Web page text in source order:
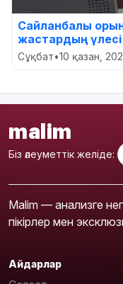
Сайланбалы
жастардың
Сұқбат•10 қазан,
malim
Біз әлеуметтік желіде:
Malim — анализге
пікірлер мен
Айдарлар